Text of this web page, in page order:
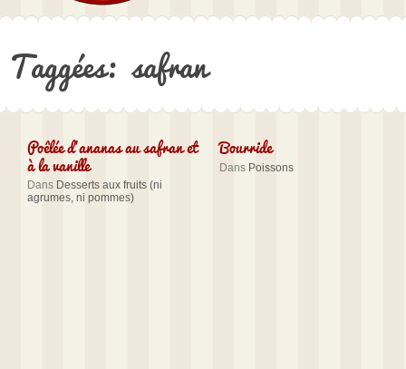
Taggées: safran
Poêlée d’ananas au safran et
à la vanille
Dans Desserts aux fruits (ni
agrumes, ni pommes)
Bourride
Dans Poissons